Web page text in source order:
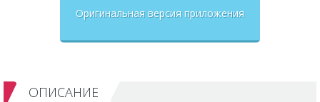
Оригинальная версия приложения
ОПИСАНИЕ